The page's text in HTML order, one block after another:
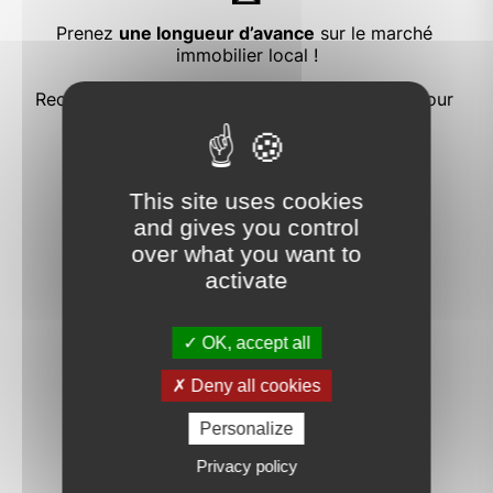
logement extrêmement performant
Calculez vos mensualités
This site uses cookies
and gives you control
over what you want to
activate
OK, accept all
Deny all cookies
Personalize
Privacy policy